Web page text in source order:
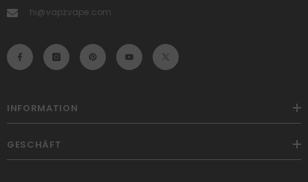
hi@vapzvape.com
INFORMATION
GESCHÄFT